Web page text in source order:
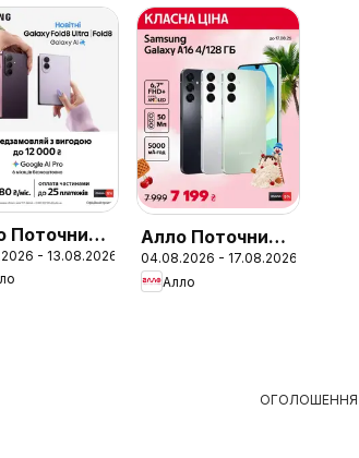
Поточний
- 13.08.2026
Алло Поточний
каталог
04.08.2026 - 17.08.2026
Алло
ОГОЛОШЕННЯ